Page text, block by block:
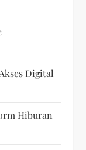
Digital
Hiburan